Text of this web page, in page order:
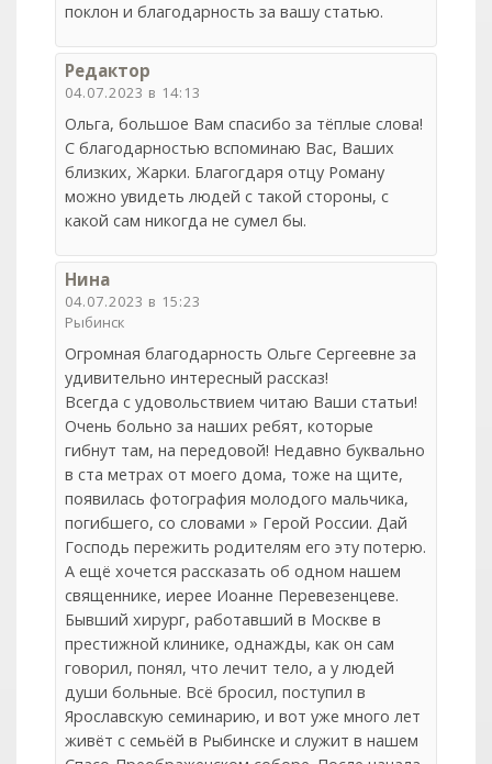
поклон и благодарность за вашу статью.
Редактор
04.07.2023 в 14:13
Ольга, большое Вам спасибо за тёплые слова!
С благодарностью вспоминаю Вас, Ваших
близких, Жарки. Благогдаря отцу Роману
можно увидеть людей с такой стороны, с
какой сам никогда не сумел бы.
Нина
04.07.2023 в 15:23
Рыбинск
Огромная благодарность Ольге Сергеевне за
удивительно интересный рассказ!
Всегда с удовольствием читаю Ваши статьи!
Очень больно за наших ребят, которые
гибнут там, на передовой! Недавно буквально
в ста метрах от моего дома, тоже на щите,
появилась фотография молодого мальчика,
погибшего, со словами » Герой России. Дай
Господь пережить родителям его эту потерю.
А ещё хочется рассказать об одном нашем
священнике, иерее Иоанне Перевезенцеве.
Бывший хирург, работавший в Москве в
престижной клинике, однажды, как он сам
говорил, понял, что лечит тело, а у людей
души больные. Всё бросил, поступил в
Ярославскую семинарию, и вот уже много лет
живёт с семьёй в Рыбинске и служит в нашем